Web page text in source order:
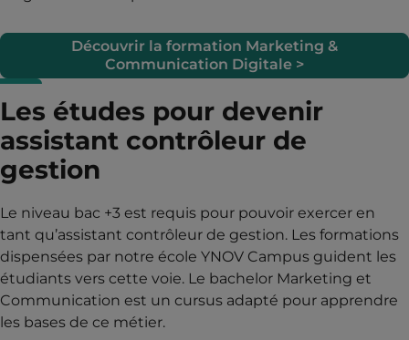
Découvrir la formation Marketing &
Communication Digitale >
Les études pour devenir
assistant contrôleur de
gestion
Le niveau bac +3 est requis pour pouvoir exercer en
tant qu’assistant contrôleur de gestion. Les formations
dispensées par notre école YNOV Campus guident les
étudiants vers cette voie. Le bachelor Marketing et
Communication est un cursus adapté pour apprendre
les bases de ce métier.